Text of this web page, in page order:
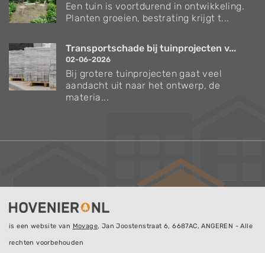
Een tuin is voortdurend in ontwikkeling.
Planten groeien, bestrating krijgt t...
Transportschade bij tuinprojecten v...
02-06-2026
Bij grotere tuinprojecten gaat veel
aandacht uit naar het ontwerp, de
materia...
is een website van Movage, Jan Joostenstraat 6, 6687AC, ANGEREN - Alle
rechten voorbehouden